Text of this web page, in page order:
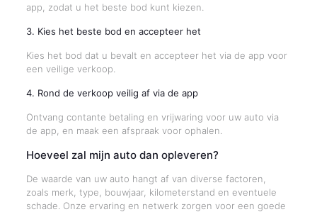
app, zodat u het beste bod kunt kiezen.
3. Kies het beste bod en accepteer het
Kies het bod dat u bevalt en accepteer het via de app voor
een veilige verkoop.
4. Rond de verkoop veilig af via de app
Ontvang contante betaling en vrijwaring voor uw auto via
de app, en maak een afspraak voor ophalen.
Hoeveel zal mijn auto dan opleveren?
De waarde van uw auto hangt af van diverse factoren,
zoals merk, type, bouwjaar, kilometerstand en eventuele
schade. Onze ervaring en netwerk zorgen voor een goede